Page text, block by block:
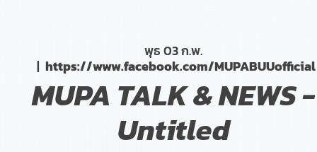
พุธ 03 ก.พ.
  |
https://www.facebook.com/MUPABUUofficial
MUPA TALK & NEWS -
Untitled